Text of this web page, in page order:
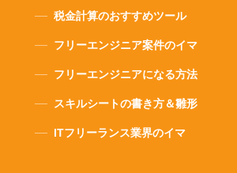
税金計算のおすすめツール
フリーエンジニア案件のイマ
フリーエンジニアになる方法
スキルシートの書き方＆雛形
ITフリーランス業界のイマ